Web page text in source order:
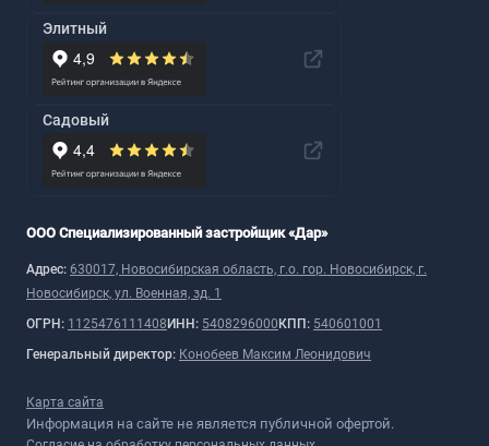
Элитный
Садовый
ООО Специализированный застройщик «Дар»
Адрес: 630017, Новосибирская область, г.о. гор. Новосибирск, г.
Новосибирск, ул. Военная, зд. 1
ОГРН: 1125476111408 ИНН: 5408296000 КПП: 540601001
Генеральный директор: Конобеев Максим Леонидович
Карта сайта
Информация на сайте не является публичной офертой.